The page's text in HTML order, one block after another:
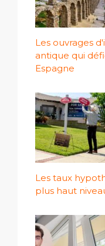
Les ouvrages
antique qui
Espagne
Les taux
plus haut